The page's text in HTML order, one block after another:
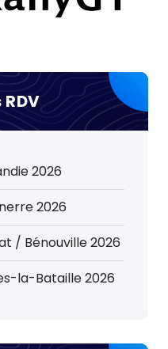
2026
2026
/ Bénouville 2026
la-Bataille 2026